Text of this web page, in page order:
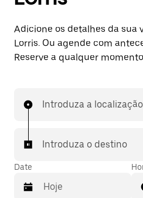
Adicione os detalhes da sua
Lorris. Ou agende com
Reserve a qualquer
Introduza a localização
Introduza o destino
Date